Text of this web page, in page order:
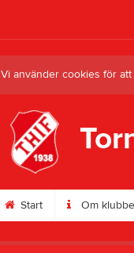
Vi använder cookies för
Start Om